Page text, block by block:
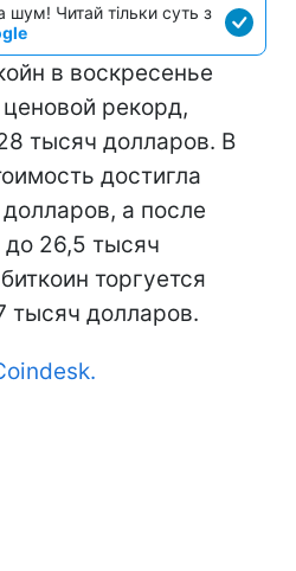
шум! Читай тільки суть з
в воскресенье
рекорд,
тысяч долларов. В
достигла
а после
26,5 тысяч
торгуется
тысяч долларов.